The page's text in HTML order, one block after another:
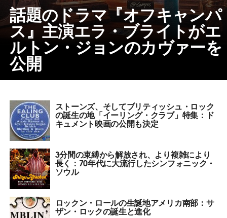
話題のドラマ『オフキャンパ
ス』主演エラ・ブライトがエ
ルトン・ジョンのカヴァーを
公開
ストーンズ、そしてブリティッシュ・ロック
の誕生の地「イーリング・クラブ」特集：ド
キュメント映画の公開も決定
3分間の束縛から解放され、より複雑により
長く：70年代に大流行したシンフォニック・
ソウル
ロックン・ロールの生誕地アメリカ南部：サ
ザン・ロックの誕生と進化